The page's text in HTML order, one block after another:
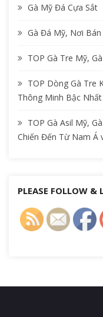
Gà Mỹ Đá Cựa Sắt
Gà Đá Mỹ, Nơi
TOP Gà Tre Mỹ,
TOP Dòng Gà Tre
Thông Minh Bậc Nhất
TOP Gà Asil Mỹ,
Chiến Đến Từ Nam Á
PLEASE FOLLOW &